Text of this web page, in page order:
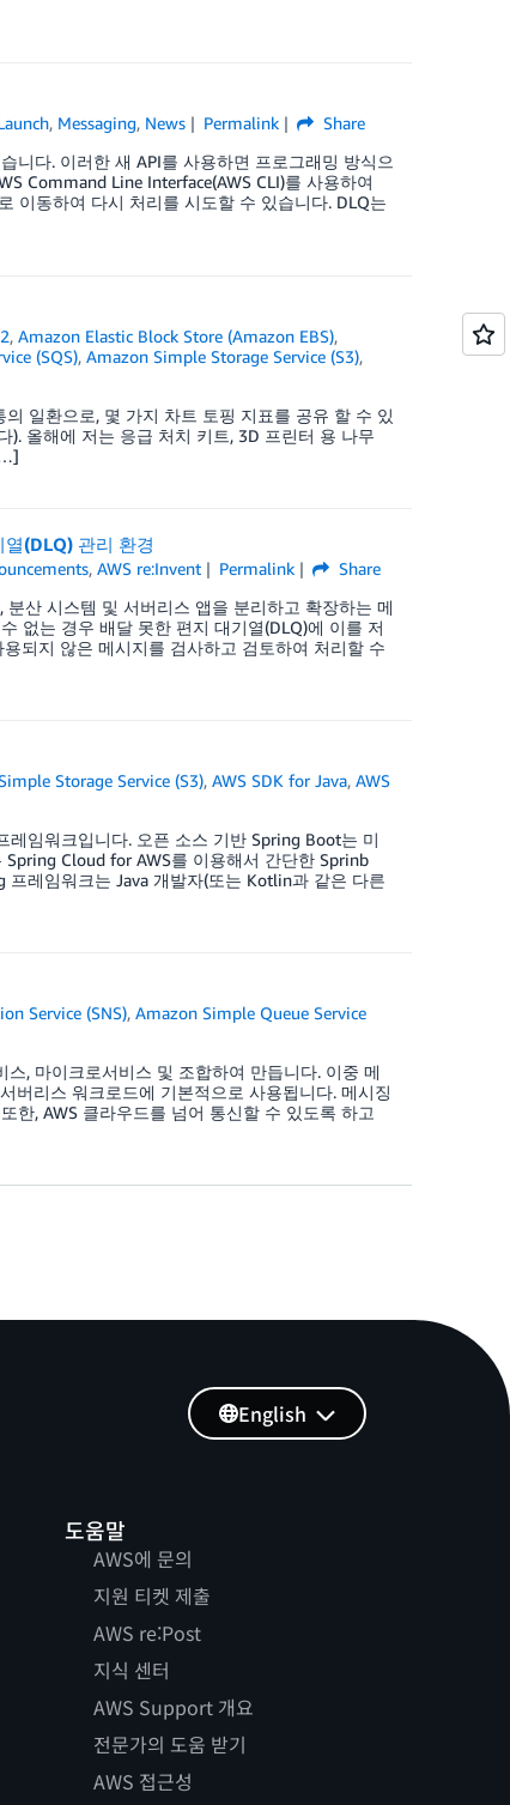
, Messaging, News Permalink
Share
니다. 이러한 새 API를 사용하면 프로그래밍 방식으
Command Line Interface(AWS CLI)를 사용하여
이동하여 다시 처리를 시도할 수 있습니다. DLQ는
,Amazon Elastic Block Store (Amazon EBS),
(SQS), Amazon Simple Storage Service (S3),
일환으로, 몇 가지 차트 토핑 지표를 공유 할 수 있
올해에 저는 응급 처치 키트, 3D 프린터 용 나무
(DLQ) 관리 환경
,AWS re:Invent Permalink
Share
산 시스템 및 서버리스 앱을 분리하고 확장하는 메
없는 경우 배달 못한 편지 대기열(DLQ)에 이를 저
되지 않은 메시지를 검사하고 검토하여 처리할 수
Storage Service (S3),AWS SDK for Java,AWS
임워크입니다. 오픈 소스 기반 Spring Boot는 미
Cloud for AWS를 이용해서 간단한 Sprinb
레임워크는 Java 개발자(또는 Kotlin과 같은 다른
Service (SNS),Amazon Simple Queue Service
, 마이크로서비스 및 조합하여 만듭니다. 이중 메
버리스 워크로드에 기본적으로 사용됩니다. 메시징
한, AWS 클라우드를 넘어 통신할 수 있도록 하고
도움말
AWS에 문의
지원 티켓 제출
AWS re:Post
지식 센터
AWS Support 개요
전문가의 도움 받기
AWS 접근성
English